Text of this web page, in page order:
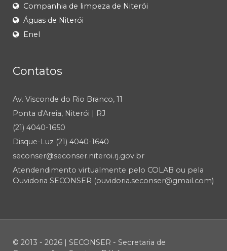
Companhia de limpeza de Niterói
Águas de Niterói
Enel
Contatos
Av. Visconde do Rio Branco, 11
Ponta d'Areia, Niterói | RJ
(21) 4040-1650
Disque-Luz (21) 4040-1640
seconser@seconser.niteroi.rj.gov.br
Atendendimento virtualmente pelo COLAB ou pela
Ouvidoria SECONSER (ouvidoria.seconser@gmail.com)
© 2013 - 2026 | SECONSER - Secretaria de